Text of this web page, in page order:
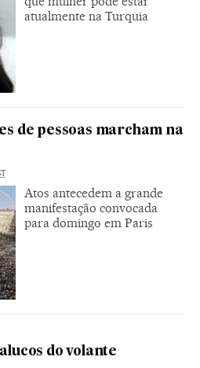
atualmente na Turquia
de pessoas marcham na
Atos antecedem a grande
manifestação convocada
para domingo em Paris
do volante